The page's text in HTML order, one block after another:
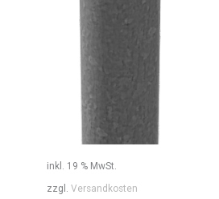
inkl. 19 % MwSt.
zzgl. Versandkosten